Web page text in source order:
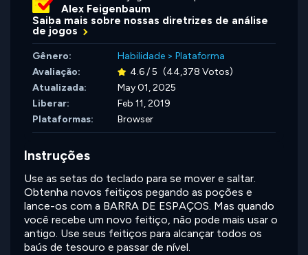
Alex Feigenbaum
Saiba mais sobre nossas diretrizes de análise
de jogos
Gênero: Habilidade > Plataforma
Avaliação:
4.6 / 5 (44,378 Votos)
Atualizada:
May 01, 2025
Liberar:
Feb 11, 2019
Plataformas:
Browser
Instruções
Use as setas do teclado para se mover e saltar.
Obtenha novos feitiços pegando as poções e
lance-os com a BARRA DE ESPAÇOS. Mas quando
você recebe um novo feitiço, não pode mais usar o
antigo. Use seus feitiços para alcançar todos os
baús de tesouro e passar de nível.